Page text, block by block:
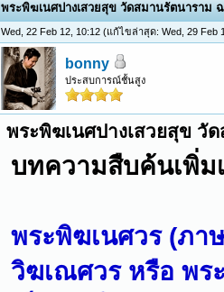
พระพิฆเนศปางเสวยสุข วัดสมานรัตนาราม ฉ
Wed, 22 Feb 12, 10:12(แก้ไขล่าสุด: Wed, 29 Feb
bonny
ประสบการณ์ชั้นสูง
พระพิฆเนศปางเสวยสุข วั
บทความสืบค้นเพิ่ม
พระพิฆเนศวร (ภา
วิฆเณศวร หรือ พ